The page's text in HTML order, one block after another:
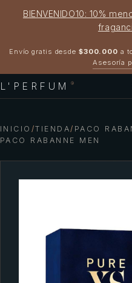
BIENVENIDO10: 10%
Envío gratis desde $300.000 a
Asesoría
L'PERFUM ®
INICIO /TIENDA/ PACO
PACO RABANNE MEN